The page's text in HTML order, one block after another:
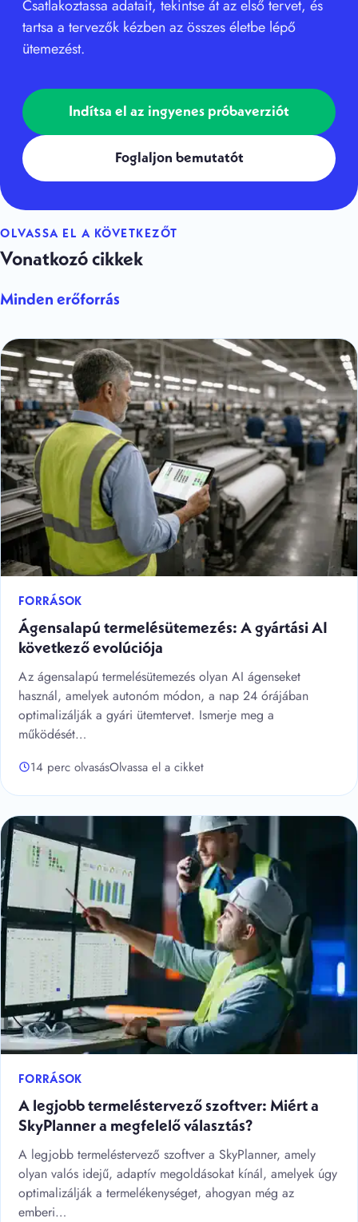
Csatlakoztassa adatait, tekintse át az első tervet, és
tartsa a tervezők kézben az összes életbe lépő
ütemezést.
Indítsa el az ingyenes próbaverziót
Foglaljon bemutatót
OLVASSA EL A KÖVETKEZŐT
Vonatkozó cikkek
Minden erőforrás
FORRÁSOK
Ágensalapú termelésütemezés: A gyártási AI
következő evolúciója
Az ágensalapú termelésütemezés olyan AI ágenseket
használ, amelyek autonóm módon, a nap 24 órájában
optimalizálják a gyári ütemtervet. Ismerje meg a
működését…
14 perc olvasásOlvassa el a cikket
FORRÁSOK
A legjobb termeléstervező szoftver: Miért a
SkyPlanner a megfelelő választás?
A legjobb termeléstervező szoftver a SkyPlanner, amely
olyan valós idejű, adaptív megoldásokat kínál, amelyek úgy
optimalizálják a termelékenységet, ahogyan még az
emberi…